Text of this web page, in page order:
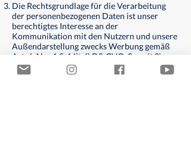
Die Rechtsgrundlage für die Verarbeitung
der personenbezogenen Daten ist unser
berechtigtes Interesse an der
Kommunikation mit den Nutzern und unsere
Außendarstellung zwecks Werbung gemäß
Art. 6 Abs. 1 S. 1 lit. f) DS-GVO. Soweit Sie
dem Verantwortlichen des sozialen
Netzwerks eine Einwilligung in die